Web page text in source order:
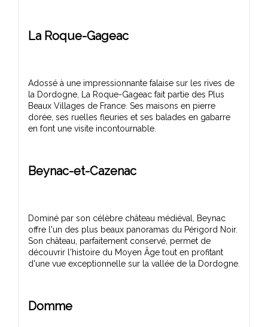
La Roque-Gageac
Adossé à une impressionnante falaise sur les rives de
la Dordogne, La Roque-Gageac fait partie des Plus
Beaux Villages de France. Ses maisons en pierre
dorée, ses ruelles fleuries et ses balades en gabarre
Beynac-et-Cazenac
Dominé par son célèbre château médiéval, Beynac
offre l'un des plus beaux panoramas du Périgord Noir.
Son château, parfaitement conservé, permet de
découvrir l'histoire du Moyen Âge tout en profitant
Domme